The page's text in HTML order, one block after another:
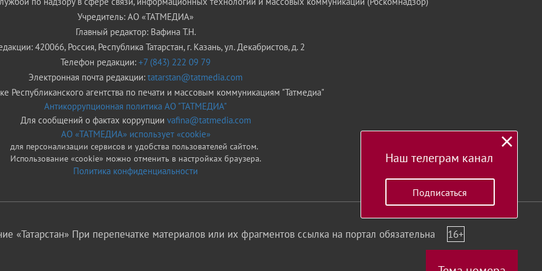
Учредитель: АО «ТАТМЕДИА»
Главный редактор: Вафина Т.Н.
420066, Россия, Республика Татарстан, г. Казань, ул. Декабристов, д. 2
Телефон редакции: +7 (843) 222 09 79
Электронная почта редакции: tatarstan@tatmedia.com
Республиканского агентства по печати и массовым коммуникациям "Татмедиа"
Антикоррупционная политика АО "ТАТМЕДИА"
Для сообщений о фактах коррупции vafina@tatmedia.com
АО «ТАТМЕДИА» использует «cookie»
для персонализации сервисов и удобства пользователей сайтом.
Использование «cookie» можно отменить в настройках браузера.
Политика конфиденциальности
«Татарстан» При перепечатке материалов или их фрагментов ссылка на портал обязательна 16+
Наш телеграм канал
Подписаться